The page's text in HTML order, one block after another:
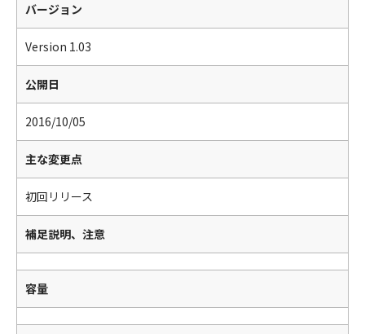
バージョン
Version 1.03
公開日
2016/10/05
主な変更点
初回リリース
補足説明、注意
容量